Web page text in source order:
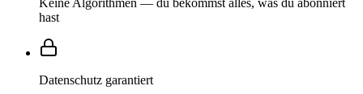
Keine Algorithmen — du bekommst alles, was du abonniert
hast
Datenschutz garantiert